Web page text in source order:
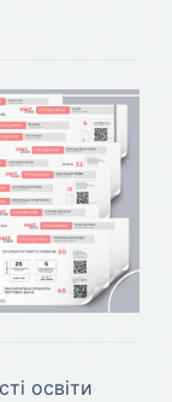
освіти